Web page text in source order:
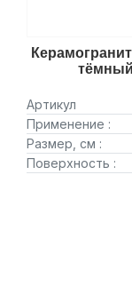
Артикул
Применение :
Размер, см :
Поверхность :